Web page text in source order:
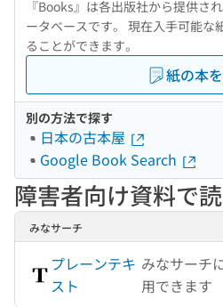
『Books』は各出版社から提供さ
ータベースです。 現在入手可能な
ることができます。
紙の本
別の方法で探す
日本の古本屋
Google Book Search
障害者向け資料で
みなサーチ
プレーンテキ
スト
みなサーチ
用できます